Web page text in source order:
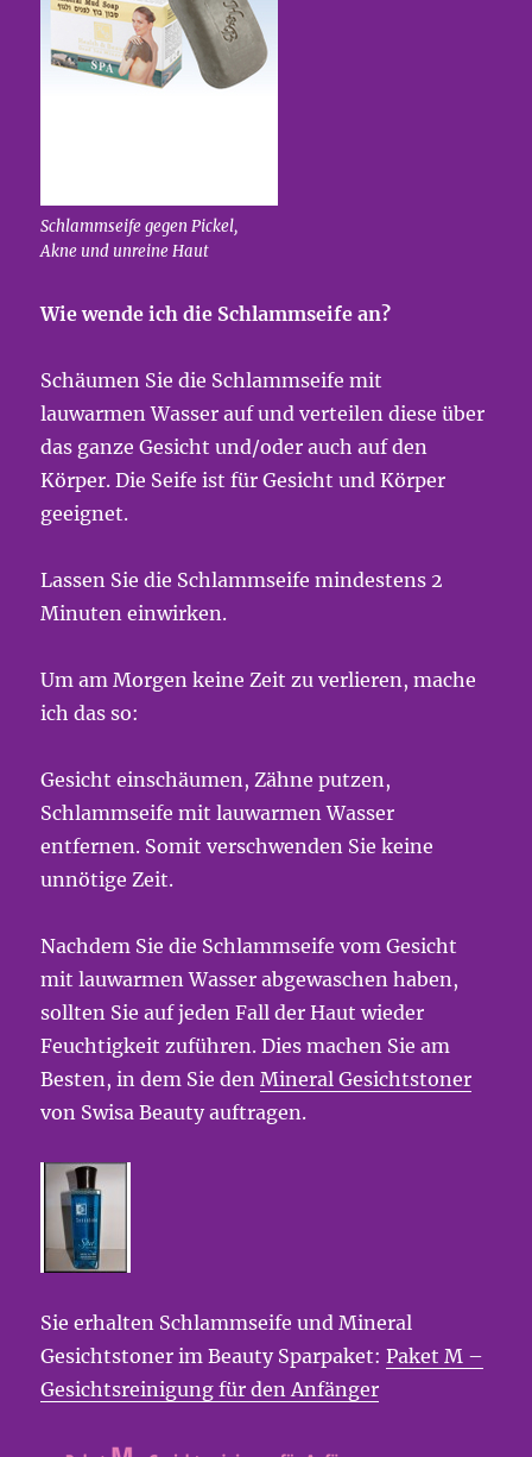
Schlammseife gegen Pickel,
Akne und unreine Haut
Wie wende ich die Schlammseife an?
Schäumen Sie die Schlammseife mit
lauwarmen Wasser auf und verteilen diese über
das ganze Gesicht und/oder auch auf den
Körper. Die Seife ist für Gesicht und Körper
geeignet.
Lassen Sie die Schlammseife mindestens 2
Minuten einwirken.
Um am Morgen keine Zeit zu verlieren, mache
ich das so:
Gesicht einschäumen, Zähne putzen,
Schlammseife mit lauwarmen Wasser
entfernen. Somit verschwenden Sie keine
unnötige Zeit.
Nachdem Sie die Schlammseife vom Gesicht
mit lauwarmen Wasser abgewaschen haben,
sollten Sie auf jeden Fall der Haut wieder
Feuchtigkeit zuführen. Dies machen Sie am
Besten, in dem Sie denMineral Gesichtstoner
von Swisa Beauty auftragen.
Sie erhalten Schlammseife und Mineral
Gesichtstoner im Beauty Sparpaket:Paket M –
Gesichtsreinigung für den Anfänger